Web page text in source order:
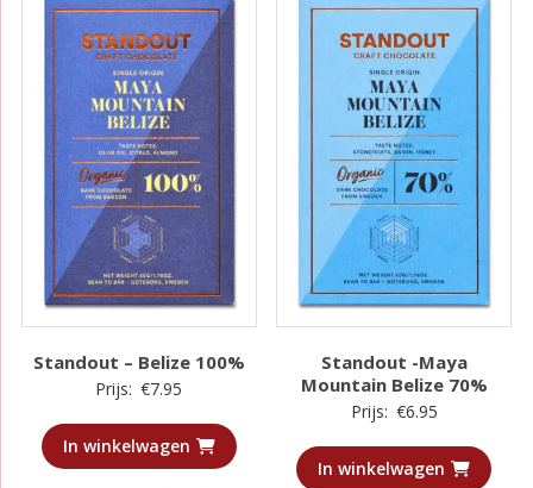
Standout – Belize 100%
Prijs: €7.95
In winkelwagen
Standout -Maya
Mountain Belize 70%
Prijs: €6.95
In winkelwagen